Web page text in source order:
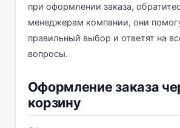
при оформлении заказа,
менеджерам компании, они
правильный выбор и ответят на
вопросы.
Оформление заказа
корзину